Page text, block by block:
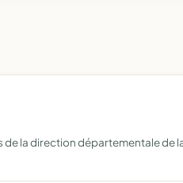
la direction départementale de